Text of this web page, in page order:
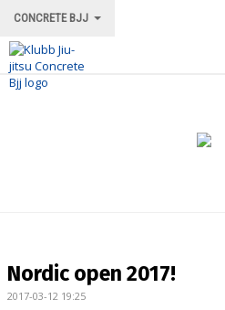
CONCRETE BJJ
HEM
TRÄNINGSSCHEMA
Nordic open 2017!
2017-03-12 19:25